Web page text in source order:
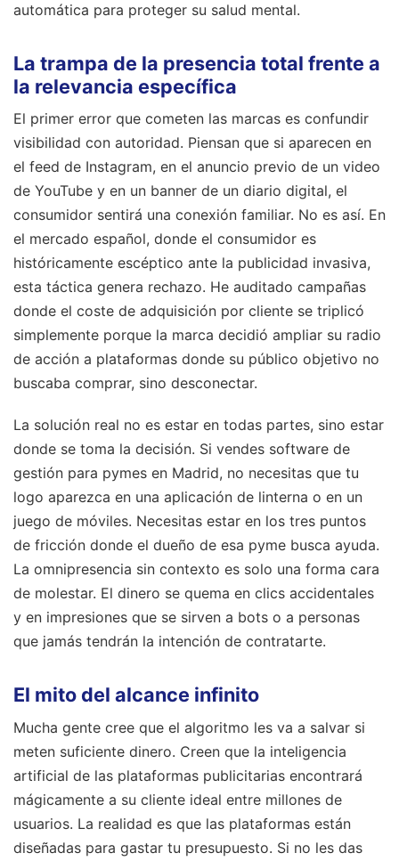
automática para proteger su salud mental.
La trampa de la presencia total frente a
la relevancia específica
El primer error que cometen las marcas es confundir
visibilidad con autoridad. Piensan que si aparecen en
el feed de Instagram, en el anuncio previo de un video
de YouTube y en un banner de un diario digital, el
consumidor sentirá una conexión familiar. No es así. En
el mercado español, donde el consumidor es
históricamente escéptico ante la publicidad invasiva,
esta táctica genera rechazo. He auditado campañas
donde el coste de adquisición por cliente se triplicó
simplemente porque la marca decidió ampliar su radio
de acción a plataformas donde su público objetivo no
buscaba comprar, sino desconectar.
La solución real no es estar en todas partes, sino estar
donde se toma la decisión. Si vendes software de
gestión para pymes en Madrid, no necesitas que tu
logo aparezca en una aplicación de linterna o en un
juego de móviles. Necesitas estar en los tres puntos
de fricción donde el dueño de esa pyme busca ayuda.
La omnipresencia sin contexto es solo una forma cara
de molestar. El dinero se quema en clics accidentales
y en impresiones que se sirven a bots o a personas
que jamás tendrán la intención de contratarte.
El mito del alcance infinito
Mucha gente cree que el algoritmo les va a salvar si
meten suficiente dinero. Creen que la inteligencia
artificial de las plataformas publicitarias encontrará
mágicamente a su cliente ideal entre millones de
usuarios. La realidad es que las plataformas están
diseñadas para gastar tu presupuesto. Si no les das